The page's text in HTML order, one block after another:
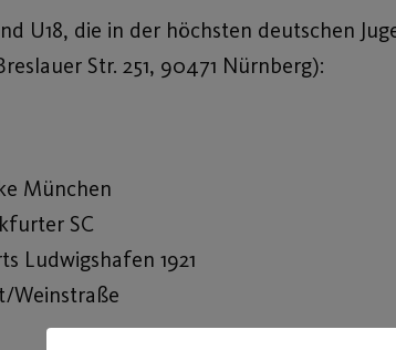
U18, die in der höchsten deutschen
Str. 251, 90471 Nürnberg):
München
SC
Ludwigshafen 1921
Weinstraße